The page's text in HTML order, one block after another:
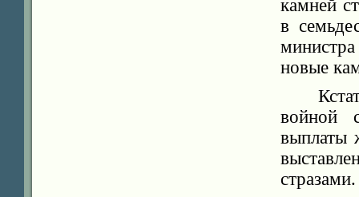
камней
в
новые
войной
выплаты
стразами.